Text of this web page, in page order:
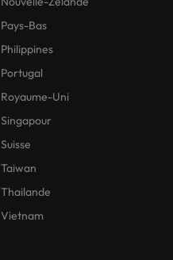
Pays-Bas
Philippines
Portugal
Royaume-Uni
Singapour
Suisse
Taiwan
Thailande
Vietnam